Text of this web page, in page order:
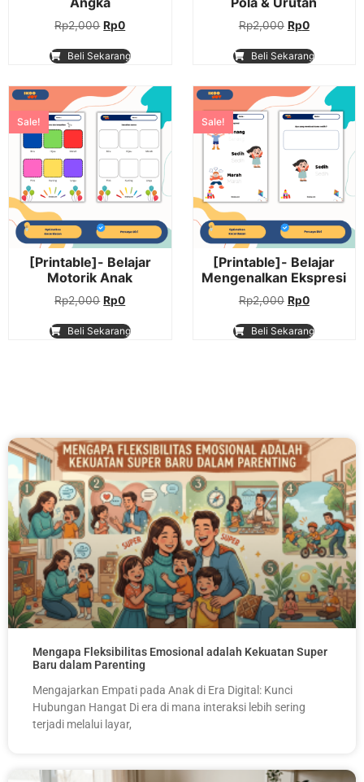
Rp2,000 Rp0
Beli Sekarang
Rp2,000 Rp0
Beli Sekarang
Sale!
[Printable]- Belajar
Motorik Anak
Rp2,000 Rp0
Beli Sekarang
Sale!
[Printable]- Belajar
Mengenalkan Ekspresi
Rp2,000 Rp0
Beli Sekarang
Mengapa Fleksibilitas Emosional adalah Kekuatan Super
Baru dalam Parenting
Mengajarkan Empati pada Anak di Era Digital: Kunci
Hubungan Hangat Di era di mana interaksi lebih sering
terjadi melalui layar,